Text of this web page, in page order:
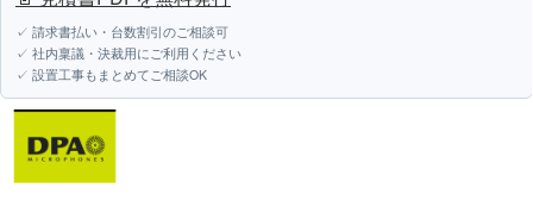
✓ 請求書払い・台数割引のご相談可
✓ 社内稟議・決裁用にご利用ください
✓ 設置工事もまとめてご相談OK